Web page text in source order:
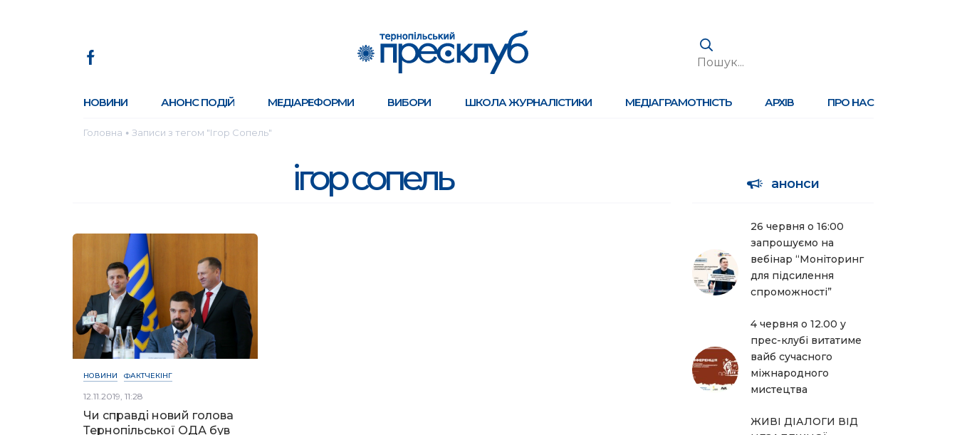
НОВИНИ АНОНС ПОДІЙ МЕДІАРЕФОРМИ ВИБОРИ ШКОЛА ЖУРНАЛІСТИКИ МЕДІАГРАМОТНІСТЬ АРХІВ ПРО НАС
Головна ● Записи з тегом "Ігор Сопель"
ігор сопель
НОВИНИ ФАКТЧЕКІНГ
12.11.2019, 11:28
Чи справді новий голова
Тернопільської ОДА був
анонси
26 червня о 16:00
запрошуємо на
вебінар “Моніторинг
для підсилення
спроможності”
4 червня о 12.00 у
прес-клубі витатиме
вайб сучасного
міжнародного
мистецтва
ЖИВІ ДІАЛОГИ ВІД